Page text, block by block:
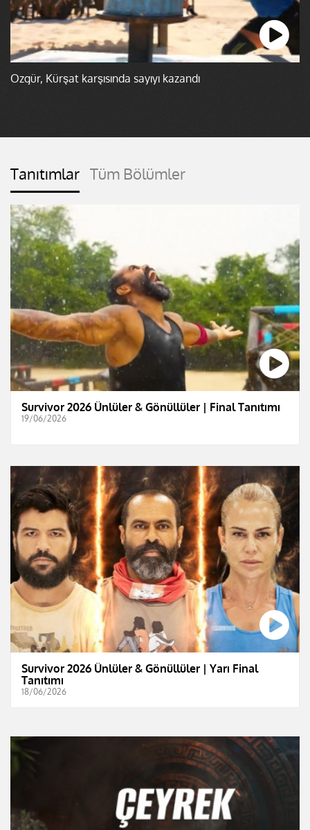
Özgür, Kürşat karşısında sayıyı kazandı
Tanıtımlar Tüm Bölümler
Survivor 2026 Ünlüler & Gönüllüler | Final Tanıtımı
19/06/2026
Survivor 2026 Ünlüler & Gönüllüler | Yarı Final
Tanıtımı
18/06/2026